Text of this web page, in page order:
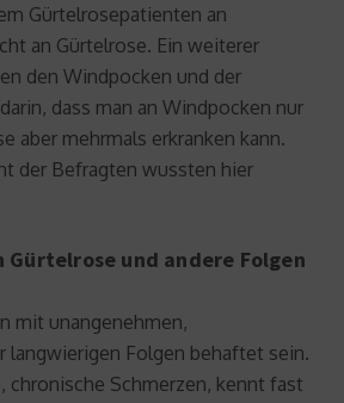
Gürtelrosepatienten an
an Gürtelrose. Ein weiterer
den Windpocken und der
dass man an Windpocken nur
aber mehrmals erkranken kann.
der Befragten wussten hier
Gürtelrose und andere Folgen
mit unangenehmen,
langwierigen Folgen behaftet sein.
chronische Schmerzen, kennt fast